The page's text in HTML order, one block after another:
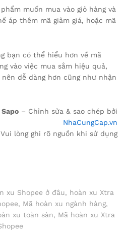
muốn mua vào giỏ hàng và
áp thêm mã giảm giá, hoặc mã
bạn có thể hiểu hơn về mã
vào việc mua sắm hiệu quả,
dễ dàng hơn cũng như nhận
– Chỉnh sửa & sao chép bởi
NhaCungCap.vn
Vui lòng ghi rõ nguồn khi sử dụng
xu Shopee ở đâu, hoàn xu Xtra
, Mã hoàn xu ngành hàng,
xu toàn sàn, Mã hoàn xu Xtra